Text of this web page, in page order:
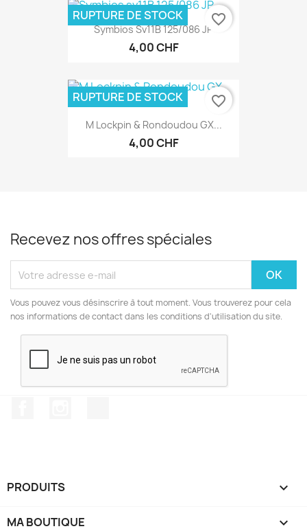
Symbios Sv11B 125/086 JP
4,00 CHF
RUPTURE DE STOCK favorite_border
M Lockpin & Rondoudou GX...
4,00 CHF
RUPTURE DE STOCK favorite_border
Recevez nos offres spéciales
Vous pouvez vous désinscrire à tout moment. Vous trouverez pour cela
nos informations de contact dans les conditions d'utilisation du site.
PRODUITS 
MA BOUTIQUE 